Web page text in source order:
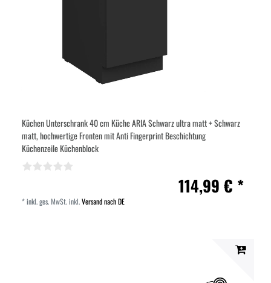
Küchen Unterschrank 40 cm Küche ARIA Schwarz ultra matt + Schwarz
matt, hochwertige Fronten mit Anti Fingerprint Beschichtung
Küchenzeile Küchenblock
114,99 € *
*inkl. ges. MwSt.inkl.Versand nach DE